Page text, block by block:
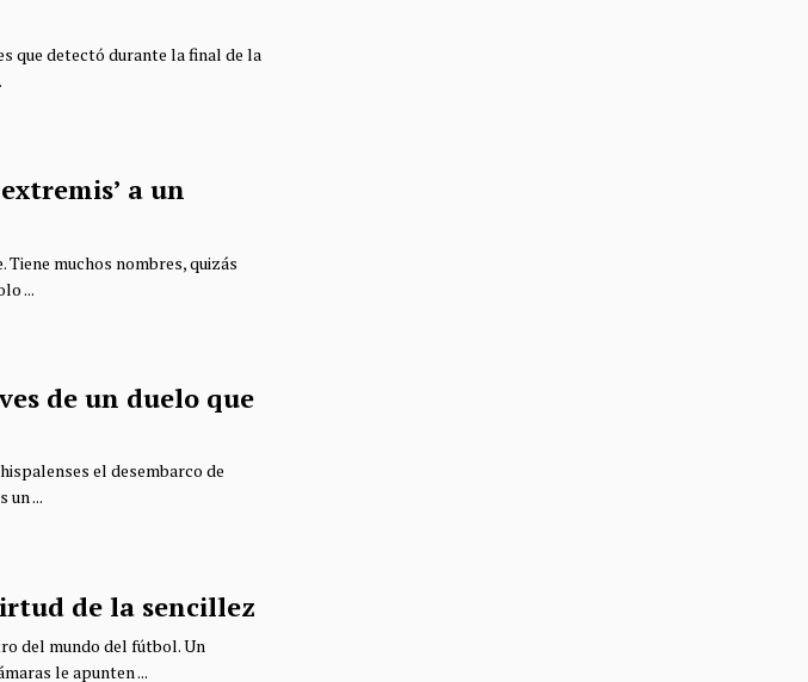
que detectó durante la final de la
a un
Tiene muchos nombres, quizás
...
de un duelo que
el desembarco de
un ...
de la sencillez
del mundo del fútbol. Un
le apunten ...